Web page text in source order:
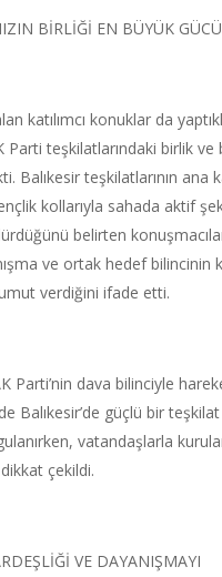
BİRLİĞİ EN BÜYÜK
katılımcı konuklar da
Parti teşkilatlarındaki birlik ve
Balıkesir teşkilatlarının ana
kollarıyla sahada aktif
belirten
ve ortak hedef bilincinin
verdiğini ifade etti.
Parti’nin dava bilinciyle
Balıkesir’de güçlü bir teşkilat
vatandaşlarla
çekildi.
VE DAYANIŞMAYI